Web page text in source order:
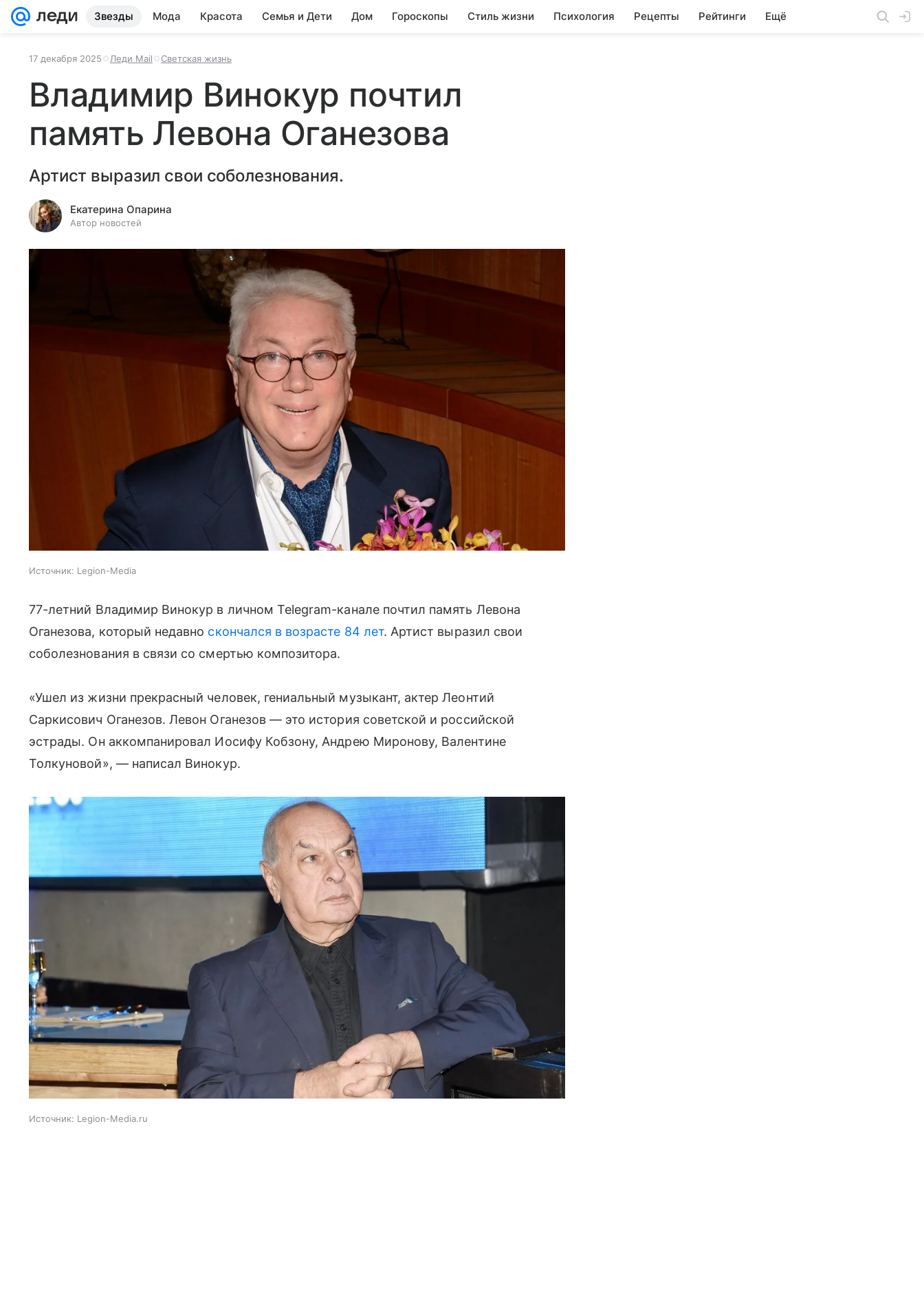
Звезды Мода Красота Семья и Дети Дом Гороскопы Стиль жизни Психология Рецепты Рейтинги Ещё
17 декабря 2025 Леди Mail Светская жизнь
Владимир Винокур почтил
память Левона Оганезова
Артист выразил свои соболезнования.
Екатерина Опарина
Автор новостей
Источник: Legion-Media
77-летний Владимир Винокур в личном Telegram-канале почтил память Левона
Оганезова, который недавно скончался в возрасте 84 лет. Артист выразил свои
соболезнования в связи со смертью композитора.
«Ушел из жизни прекрасный человек, гениальный музыкант, актер Леонтий
Саркисович Оганезов. Левон Оганезов — это история советской и российской
эстрады. Он аккомпанировал Иосифу Кобзону, Андрею Миронову, Валентине
Толкуновой», — написал Винокур.
Источник: Legion-Media.ru